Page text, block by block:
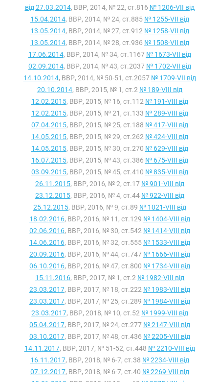
від 27.03.2014, ВВР, 2014, № 22, ст.816 № 1206-VII від
15.04.2014, ВВР, 2014, № 24, ст.885 № 1255-VII від
13.05.2014, ВВР, 2014, № 27, ст.912 № 1258-VII від
13.05.2014, ВВР, 2014, № 28, ст.936 № 1508-VII від
17.06.2014, ВВР, 2014, № 34, ст.1167 № 1673-VII від
02.09.2014, ВВР, 2014, № 43, ст.2037 № 1702-VII від
14.10.2014, ВВР, 2014, № 50-51, ст.2057 № 1709-VII від
20.10.2014, ВВР, 2015, № 1, ст.2 № 189-VIII від
12.02.2015, ВВР, 2015, № 16, ст.112 № 191-VIII від
12.02.2015, ВВР, 2015, № 21, ст.133 № 289-VIII від
07.04.2015, ВВР, 2015, № 25, ст.188 № 417-VIII від
14.05.2015, ВВР, 2015, № 29, ст.262 № 424-VIII від
14.05.2015, ВВР, 2015, № 30, ст.270 № 629-VIII від
16.07.2015, ВВР, 2015, № 43, ст.386 № 675-VIII від
03.09.2015, ВВР, 2015, № 45, ст.410 № 835-VIII від
26.11.2015, ВВР, 2016, № 2, ст.17 № 901-VIII від
23.12.2015, ВВР, 2016, № 4, ст.44 № 922-VIII від
25.12.2015, ВВР, 2016, № 9, ст.89 № 1021-VIII від
18.02.2016, ВВР, 2016, № 11, ст.129 № 1404-VIII від
02.06.2016, ВВР, 2016, № 30, ст.542 № 1414-VIII від
14.06.2016, ВВР, 2016, № 32, ст.555 № 1533-VIII від
20.09.2016, ВВР, 2016, № 44, ст.747 № 1666-VIII від
06.10.2016, ВВР, 2016, № 47, ст.800 № 1734-VIII від
15.11.2016, ВВР, 2017, № 1, ст.2 № 1982-VIII від
23.03.2017, ВВР, 2017, № 18, ст.222 № 1983-VIII від
23.03.2017, ВВР, 2017, № 25, ст.289 № 1984-VIII від
23.03.2017, ВВР, 2018, № 10, ст.52 № 1999-VIII від
05.04.2017, ВВР, 2017, № 24, ст.277 № 2147-VIII від
03.10.2017, ВВР, 2017, № 48, ст.436 № 2205-VIII від
14.11.2017, ВВР, 2017, № 51-52, ст.448 № 2210-VIII від
16.11.2017, ВВР, 2018, № 6-7, ст.38 № 2234-VIII від
07.12.2017, ВВР, 2018, № 6-7, ст.40 № 2269-VIII від